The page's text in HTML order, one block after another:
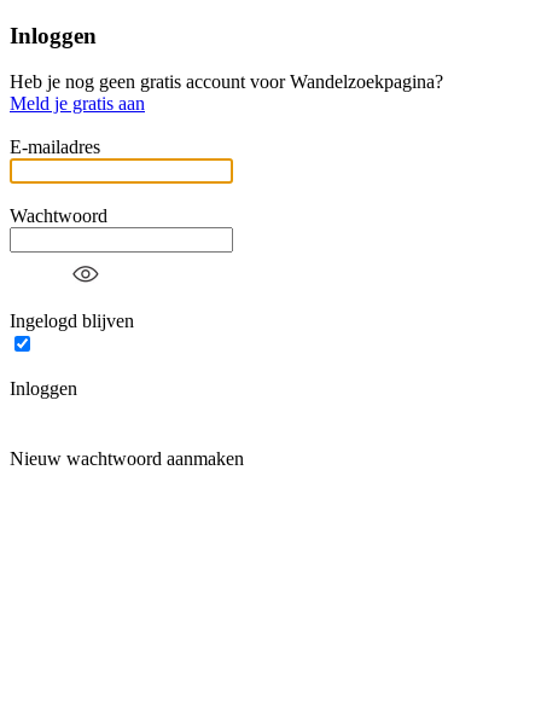
Inloggen
Heb je nog geen gratis account voor Wandelzoekpagina?
Meld je gratis aan
E-mailadres
Wachtwoord
Ingelogd blijven
Inloggen
Nieuw wachtwoord aanmaken